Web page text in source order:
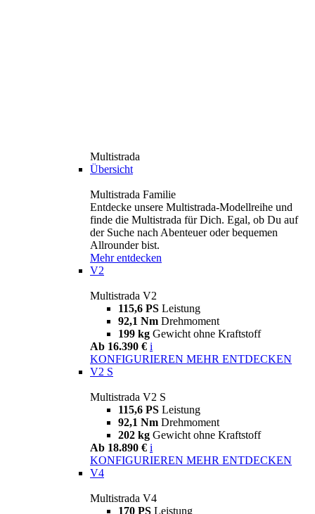
Multistrada
Übersicht
Multistrada Familie
Entdecke unsere Multistrada-Modellreihe und
finde die Multistrada für Dich. Egal, ob Du auf
der Suche nach Abenteuer oder bequemen
Allrounder bist.
Mehr entdecken
V2
Multistrada V2
115,6 PS Leistung
92,1 Nm Drehmoment
199 kg Gewicht ohne Kraftstoff
Ab 16.390 € i
KONFIGURIEREN MEHR ENTDECKEN
V2 S
Multistrada V2 S
115,6 PS Leistung
92,1 Nm Drehmoment
202 kg Gewicht ohne Kraftstoff
Ab 18.890 € i
KONFIGURIEREN MEHR ENTDECKEN
V4
Multistrada V4
170 PS Leistung